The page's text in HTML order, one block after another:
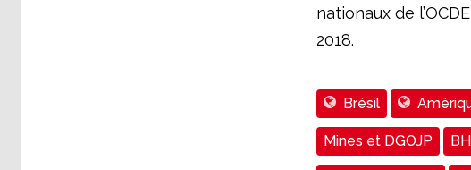
nationaux de
2018.
Brésil
Mines et DGOJP